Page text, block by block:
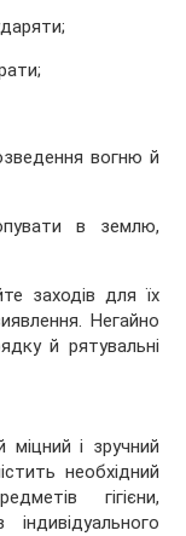
вогню й
в землю,
заходів для їх
Негайно
й рятувальні
і зручний
необхідний
гігієни,
індивідуального